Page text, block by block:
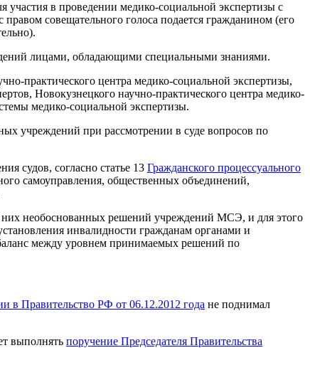
участия в проведении медико-социальной экспертизы с
совещательного голоса подается гражданином (его
лицами, обладающими специальными знаниями.
практического центра медико-социальной экспертизы,
Новокузнецкого научно-практического центра медико-
медико-социальной экспертизы.
учреждений при рассмотрении в суде вопросов по
судов, согласно статье 13 Гражданского процессуального
самоуправления, общественных объединений,
них необоснованных решений учреждений МСЭ, и для этого
инвалидности гражданам органами и
между уровнем принимаемых решений по
в Правительство РФ от 06.12.2012 года не поднимал
выполнять поручение Председателя Правительства